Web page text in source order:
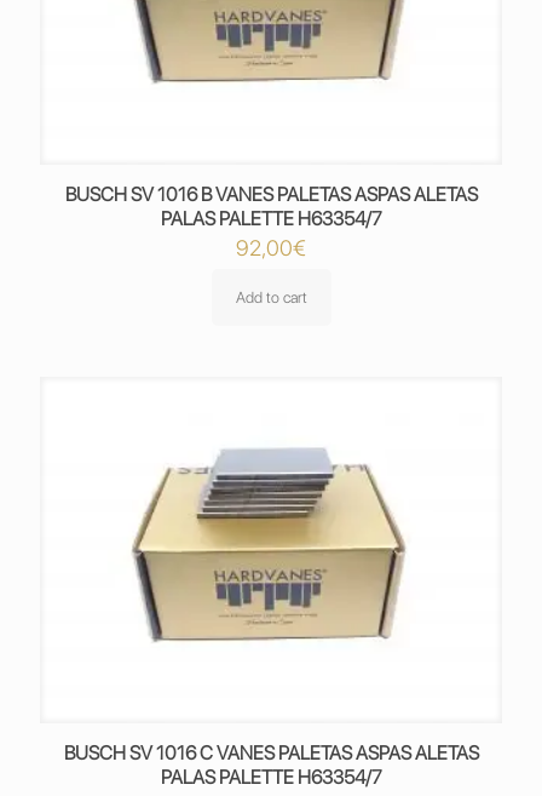
BUSCH SV 1016 B VANES PALETAS ASPAS ALETAS
PALAS PALETTE H63354/7
92,00€
Add to cart
BUSCH SV 1016 C VANES PALETAS ASPAS ALETAS
PALAS PALETTE H63354/7